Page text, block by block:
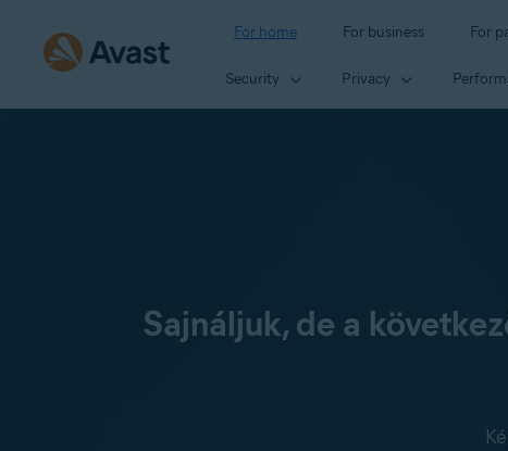
For home For business For
Security Privacy
Sajnáljuk, de a